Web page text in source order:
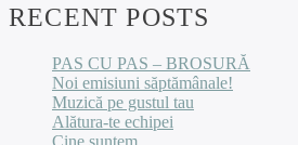
RECENT POSTS
PAS CU PAS – BROSURĂ
Noi emisiuni săptămânale!
Muzică pe gustul tau
Alătura-te echipei
Cine suntem